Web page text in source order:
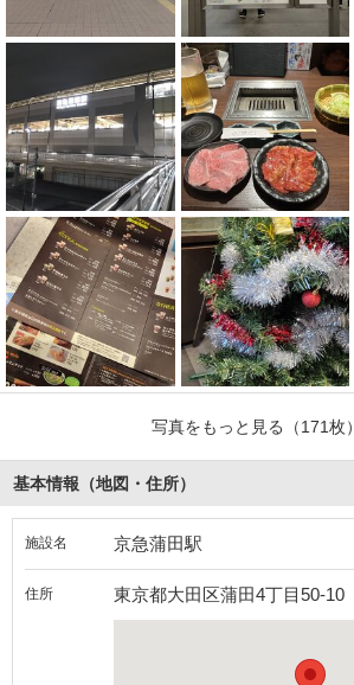
写真をもっと見る （171枚）
基本情報（地図・住所）
施設名 京急蒲田駅
住所 東京都大田区蒲田4丁目50-10